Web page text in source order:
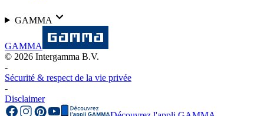
GAMMA
GAMMA
© 2026 Intergamma B.V.
-
Sécurité & respect de la vie privée
-
Disclaimer